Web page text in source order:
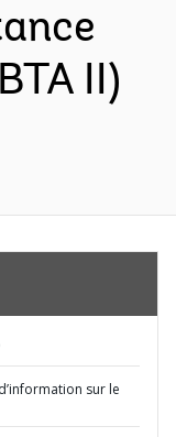
II)
sur le